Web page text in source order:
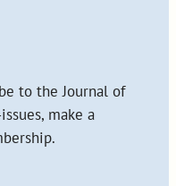
to the Journal of
make a